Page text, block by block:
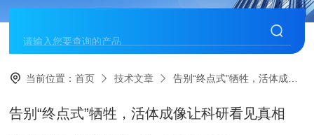
当前位置：首页 技术文章 告别“终点式”牺牲，活体成像让科研看见真相
告别“终点式”牺牲，活体成像让科研看见真相